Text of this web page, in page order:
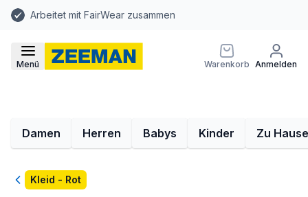
Arbeitet mit FairWear zusammen
Menü Warenkorb Anmelden
Damen Herren Babys Kinder Zu Hause
ZurückKleid - Rot